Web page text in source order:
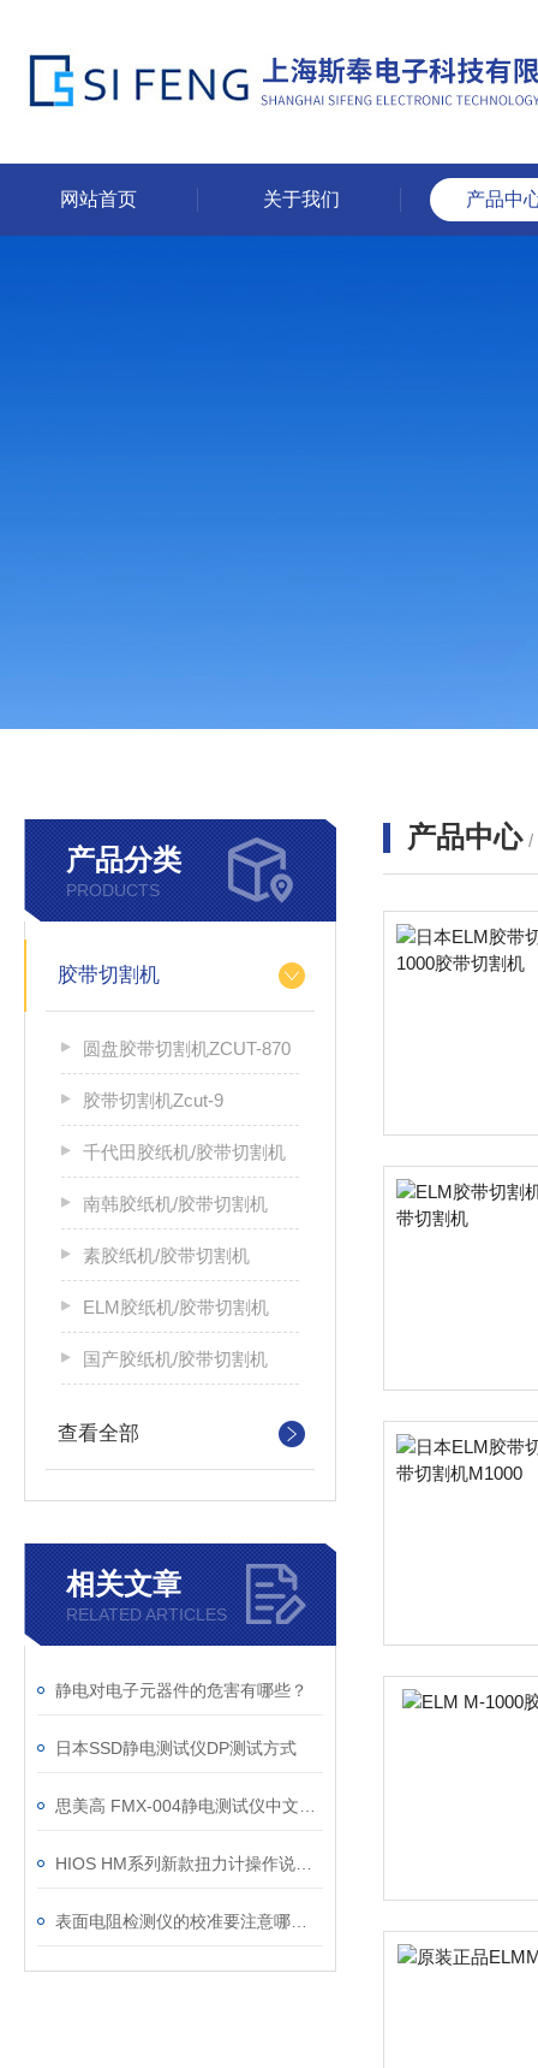
网站首页 关于我们 产品中
产品分类
PRODUCTS
胶带切割机
圆盘胶带切割机ZCUT-870
胶带切割机Zcut-9
千代田胶纸机/胶带切割机
南韩胶纸机/胶带切割机
素胶纸机/胶带切割机
ELM胶纸机/胶带切割机
国产胶纸机/胶带切割机
查看全部
相关文章
RELATED ARTICLES
静电对电子元器件的危害有哪些？
日本SSD静电测试仪DP测试方式
产品中心 /